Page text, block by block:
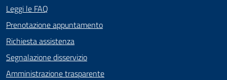
Leggi le FAQ
Prenotazione appuntamento
Richiesta assistenza
Segnalazione disservizio
Amministrazione trasparente